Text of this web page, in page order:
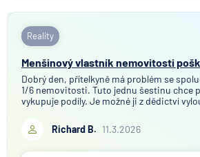
Reality
Menšinový vlastník nemovitosti
Dobrý den, přítelkyně má problém se
1/6 nemovitosti. Tuto jednu šestinu chce
vykupuje podíly. Je možné ji z dědictví
Richard B. 11.3.2026